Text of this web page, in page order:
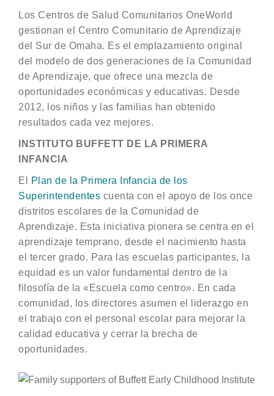
Los Centros de Salud Comunitarios OneWorld
gestionan el Centro Comunitario de Aprendizaje
del Sur de Omaha. Es el emplazamiento original
del modelo de dos generaciones de la Comunidad
de Aprendizaje, que ofrece una mezcla de
oportunidades económicas y educativas. Desde
2012, los niños y las familias han obtenido
resultados cada vez mejores.
INSTITUTO BUFFETT DE LA PRIMERA
INFANCIA
El
Plan de la Primera Infancia de los
Superintendentes cuenta con el apoyo de los once
distritos escolares de la Comunidad de
Aprendizaje. Esta iniciativa pionera se centra en el
aprendizaje temprano, desde el nacimiento hasta
el tercer grado. Para las escuelas participantes, la
equidad es un valor fundamental dentro de la
filosofía de la «Escuela como centro». En cada
comunidad, los directores asumen el liderazgo en
el trabajo con el personal escolar para mejorar la
calidad educativa y cerrar la brecha de
oportunidades.